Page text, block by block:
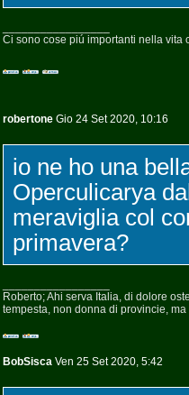
Ci sono cose piú importanti nella vita
robertone Gio 24 Set 2020, 10:16
io ne ho una
Operculicarya
meraviglia col
primavera?
Roberto; Ahi serva Italia, di dolore
tempesta, non donna di provincie,
BobSisca Ven 25 Set 2020, 5:42